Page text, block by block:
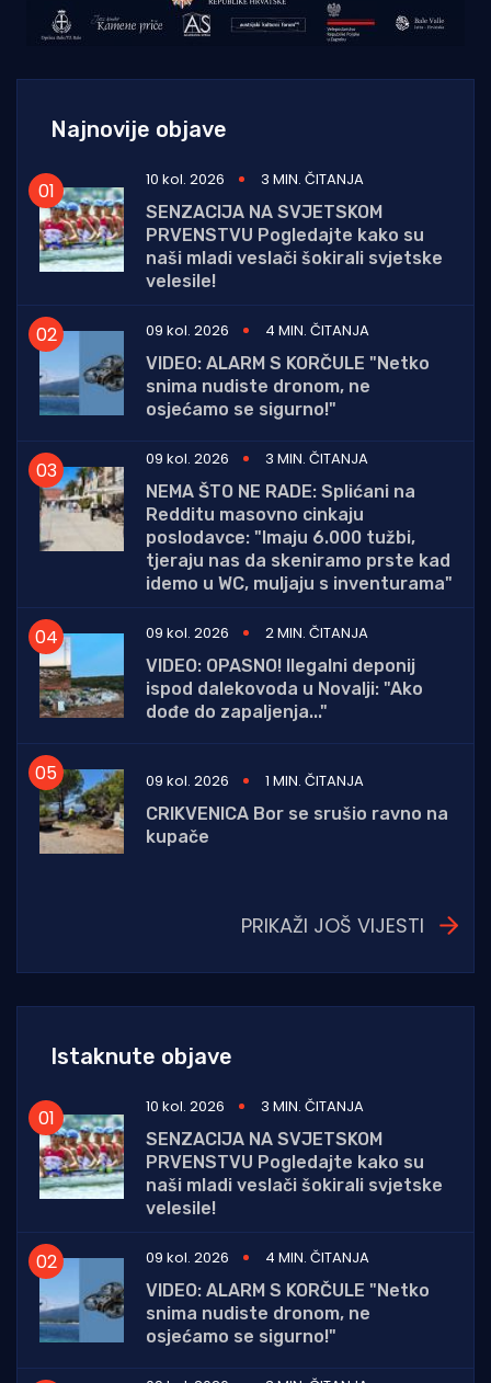
Najnovije objave
10 kol. 2026
3 MIN. ČITANJA
SENZACIJA NA SVJETSKOM
PRVENSTVU Pogledajte kako su
naši mladi veslači šokirali svjetske
velesile!
09 kol. 2026
4 MIN. ČITANJA
VIDEO: ALARM S KORČULE "Netko
snima nudiste dronom, ne
osjećamo se sigurno!"
09 kol. 2026
3 MIN. ČITANJA
NEMA ŠTO NE RADE: Splićani na
Redditu masovno cinkaju
poslodavce: "Imaju 6.000 tužbi,
tjeraju nas da skeniramo prste kad
idemo u WC, muljaju s inventurama"
09 kol. 2026
2 MIN. ČITANJA
VIDEO: OPASNO! Ilegalni deponij
ispod dalekovoda u Novalji: "Ako
dođe do zapaljenja..."
09 kol. 2026
1 MIN. ČITANJA
CRIKVENICA Bor se srušio ravno na
kupače
PRIKAŽI JOŠ VIJESTI
Istaknute objave
10 kol. 2026
3 MIN. ČITANJA
SENZACIJA NA SVJETSKOM
PRVENSTVU Pogledajte kako su
naši mladi veslači šokirali svjetske
velesile!
09 kol. 2026
4 MIN. ČITANJA
VIDEO: ALARM S KORČULE "Netko
snima nudiste dronom, ne
osjećamo se sigurno!"